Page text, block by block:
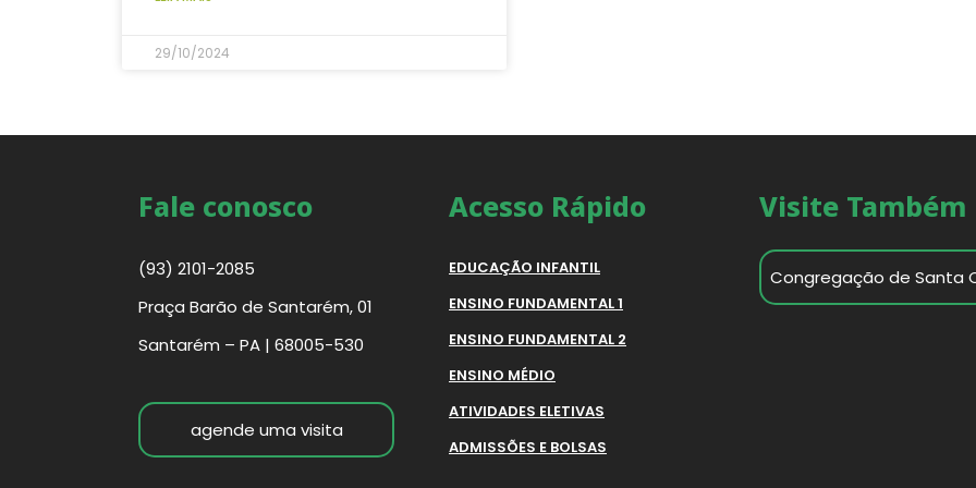
29/10/2024
Fale conosco
(93) 2101-2085
Praça Barão de Santarém, 01
Santarém – PA | 68005-530
agende uma visita
Acesso Rápido
EDUCAÇÃO INFANTIL
ENSINO FUNDAMENTAL 1
ENSINO FUNDAMENTAL 2
ENSINO MÉDIO
ATIVIDADES ELETIVAS
ADMISSÕES E BOLSAS
Visite Também
Congregação de Santa